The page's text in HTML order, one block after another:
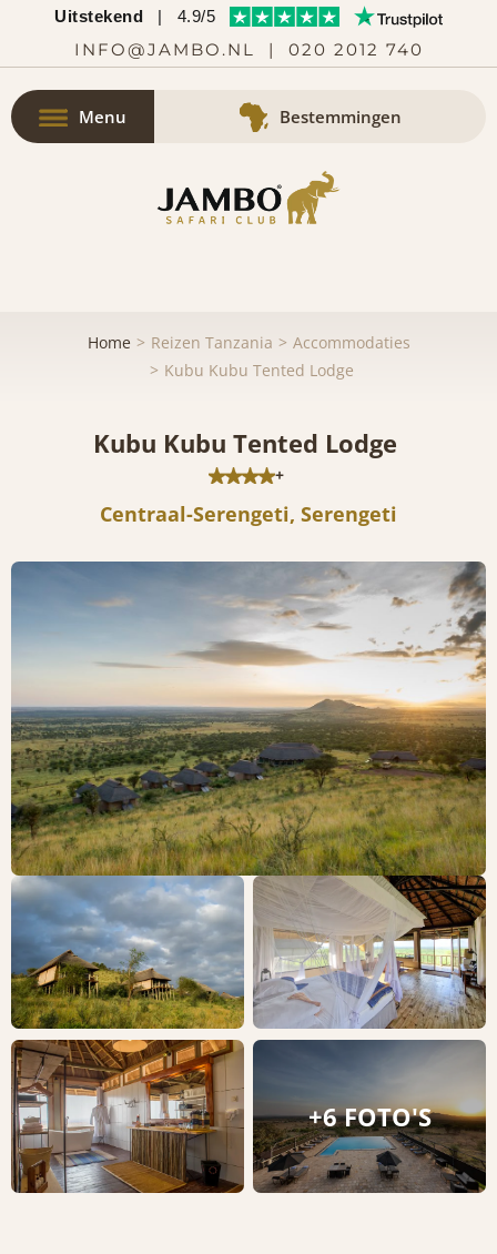
Uitstekend | 4.9/5
INFO@JAMBO.NL | 020 2012 740
Menu Bestemmingen
Home Reizen Tanzania
Accommodaties
Kubu Kubu Tented Lodge
Kubu Kubu Tented Lodge
+
Centraal-Serengeti, Serengeti
+6 FOTO'S